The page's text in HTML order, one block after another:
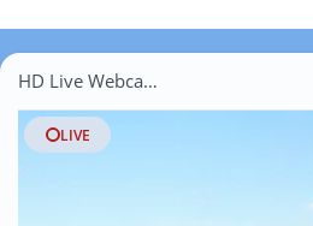
HD Live Webcams Sandberg
LIVE